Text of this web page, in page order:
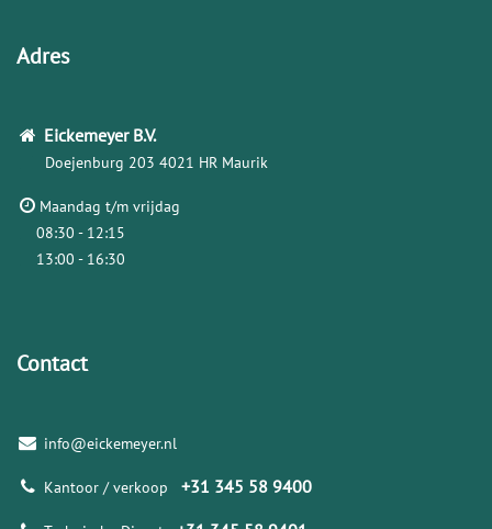
Adres
Eickemeyer B.V.
Doejenburg 203 4021 HR Maurik
Maandag t/m vrijdag
08:30 - 12:15
13:00 - 16:30
Contact
info@eickemeyer.nl
Kantoor / verkoop +31 345 58 9400